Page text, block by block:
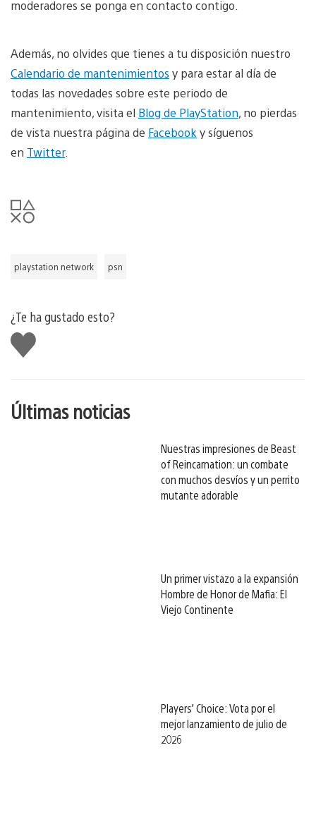
moderadores se ponga en contacto contigo.
Además, no olvides que tienes a tu disposición nuestro
Calendario de mantenimientos y para estar al día de
todas las novedades sobre este periodo de
mantenimiento, visita el Blog de PlayStation, no pierdas
de vista nuestra página de Facebook y síguenos
en Twitter.
playstation network psn
¿Te ha gustado esto?
Me
gusta
Últimas noticias
Nuestras impresiones de Beast
of Reincarnation: un combate
con muchos desvíos y un perrito
mutante adorable
Un primer vistazo a la expansión
Hombre de Honor de Mafia: El
Viejo Continente
Players’ Choice: Vota por el
mejor lanzamiento de julio de
2026